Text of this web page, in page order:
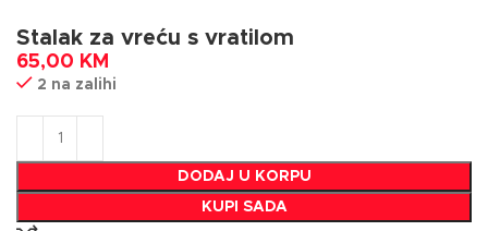
Stalak za vreću s vratilom
65,00 KM
2 na zalihi
DODAJ U KORPU
KUPI SADA